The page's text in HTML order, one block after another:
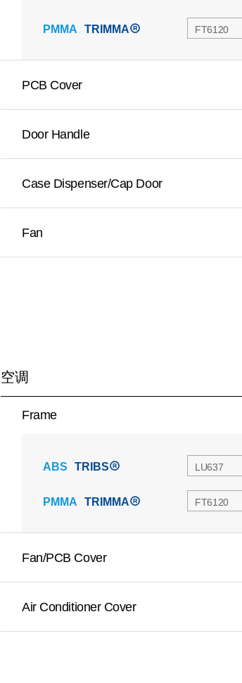
PMMA TRIMMA FT6120
PCB Cover
Door Handle
Case Dispenser/Cap Door
Fan
空调
Frame
ABS TRIBS LU637
PMMA TRIMMA FT6120
Fan/PCB Cover
Air Conditioner Cover